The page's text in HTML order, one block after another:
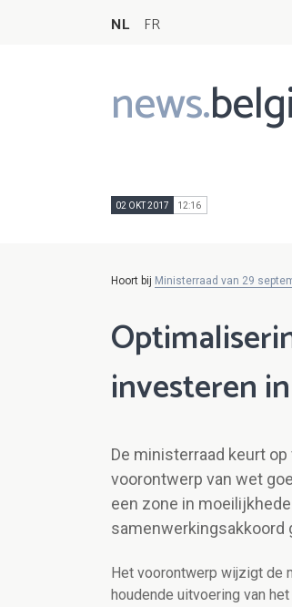
NL FR
news.
Main
navigation
02 OKT 2017 12:16
Hoort bij Ministerraad van 29
investeren
De ministerraad keurt
voorontwerp van wet
een zone in
samenwerkingsakkoord
Het voorontwerp wijzigt de
houdende uitvoering van